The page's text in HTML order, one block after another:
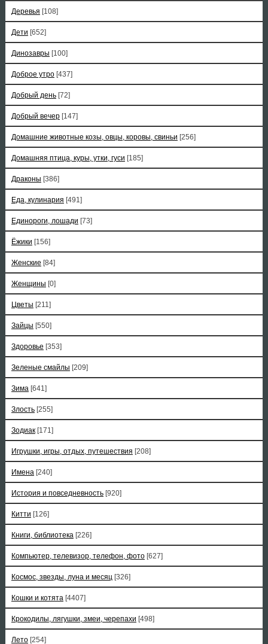
Деревья [108]
Дети [652]
Динозавры [100]
Доброе утро [437]
Добрый день [72]
Добрый вечер [147]
Домашние животные козы, овцы, коровы, свиньи [256]
Домашняя птица, куры, утки, гуси [185]
Драконы [386]
Еда, кулинария [491]
Единороги, лошади [73]
Ёжики [156]
Женские [84]
Женщины [0]
Цветы [211]
Зайцы [550]
Здоровье [353]
Зеленые смайлы [209]
Зима [641]
Злость [255]
Зодиак [171]
Игрушки, игры, отдых, путешествия [208]
Имена [240]
История и повседневность [920]
Китти [126]
Книги, библиотека [226]
Компьютер, телевизор, телефон, фото [627]
Космос, звезды, луна и месяц [326]
Кошки и котята [4407]
Крокодилы, лягушки, змеи, черепахи [498]
Лето [254]